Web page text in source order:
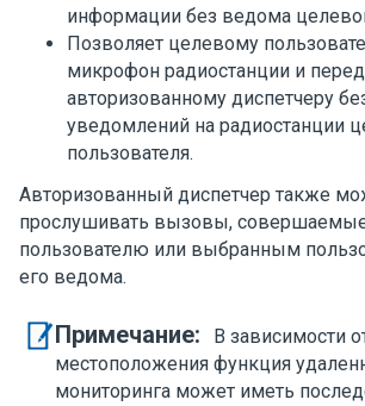
информации без ведома
Позволяет целевому
микрофон радиостанции и
авторизованному диспетчеру
уведомлений на радиостанции
пользователя.
Авторизованный диспетчер также
прослушивать вызовы,
пользователю или выбранным
его ведома.
Примечание:
В зависимости
местоположения функция
мониторинга может иметь